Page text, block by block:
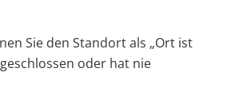
Sie den Standort als „Ort ist
oder hat nie